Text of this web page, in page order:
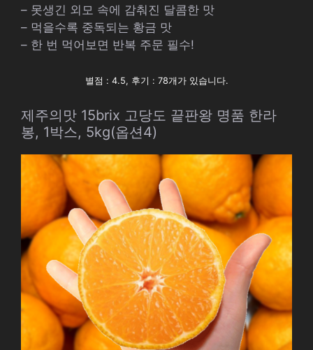
– 못생긴 외모 속에 감춰진 달콤한 맛
– 먹을수록 중독되는 황금 맛
– 한 번 먹어보면 반복 주문 필수!
별점 : 4.5, 후기 : 78개가 있습니다.
제주의맛 15brix 고당도 끝판왕 명품 한라
봉, 1박스, 5kg(옵션4)